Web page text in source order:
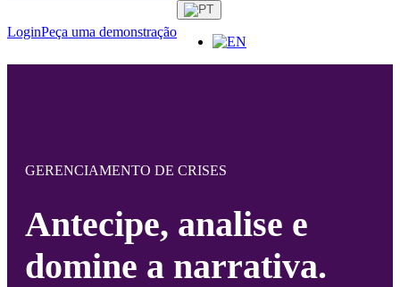
LoginPeça uma demonstração
GERENCIAMENTO DE CRISES
Antecipe, analise e
domine a narrativa.